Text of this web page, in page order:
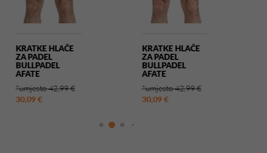
KRATKE HLAČE
ZA PADEL
BULLPADEL
AFATE
*umjesto 42,99 €
30,09 €
KRATKE HLAČE
ZA PADEL
BULLPADEL
AFATE
*umjesto 42,99 €
30,09 €